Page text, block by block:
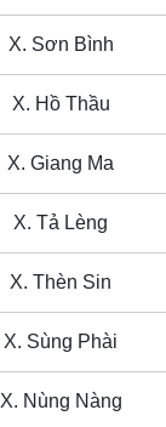
X. Sơn Bình
X. Hồ Thầu
X. Giang Ma
X. Tả Lèng
X. Thèn Sin
X. Sùng Phài
X. Nùng Nàng